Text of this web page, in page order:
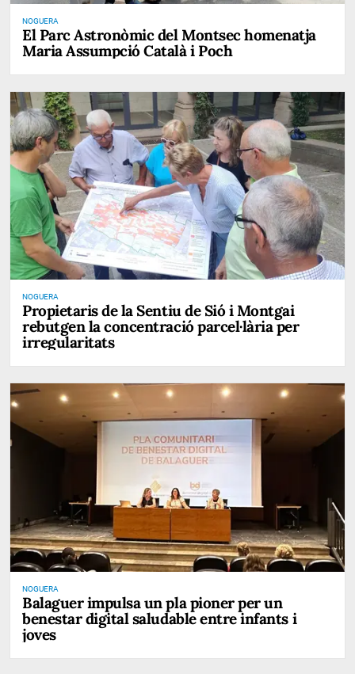
NOGUERA
El Parc Astronòmic del Montsec homenatja
Maria Assumpció Català i Poch
NOGUERA
Propietaris de la Sentiu de Sió i Montgai
rebutgen la concentració parcel·lària per
irregularitats
NOGUERA
Balaguer impulsa un pla pioner per un
benestar digital saludable entre infants i
joves